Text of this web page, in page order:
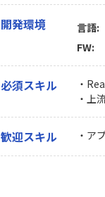
開発環境 言語:
FW:
必須スキル
・
・上
歓迎スキル ・ア